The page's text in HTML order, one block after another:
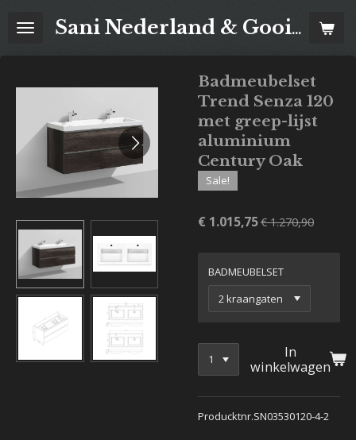
direct
hoofdinhoud
Sani Nederland & Goois Tegelhuis
Badmeubelset
Trend Senza 120
met greep-lijst
aluminium
Century Oak
Sale!
€ 1.015,75€ 1.270,90
BADMEUBELSET
In
winkelwagen
Producktnr.SN03530120-4-2